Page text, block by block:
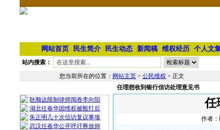
网站首页 民生简介 民生动态 新闻稿 维权经历 个人文
站内搜索：
您当前所在的位置： 网站主页 > 公民维权 > 正文
耿顺达限制律师阅卷李向阳
湖北任春华因维权被殴打后
朱正明几十次信访复议事项
武汉任春华公开呼吁释放帅
任理想收到银行信访处理意见书
任
作者：